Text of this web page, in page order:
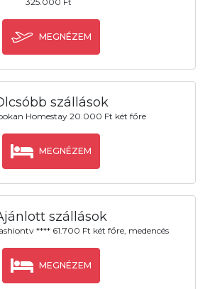
MEGNÉZEM
szállások
Homestay 20.000 Ft két főre
MEGNÉZEM
szállások
**** 61.700 Ft két főre, medencés
MEGNÉZEM